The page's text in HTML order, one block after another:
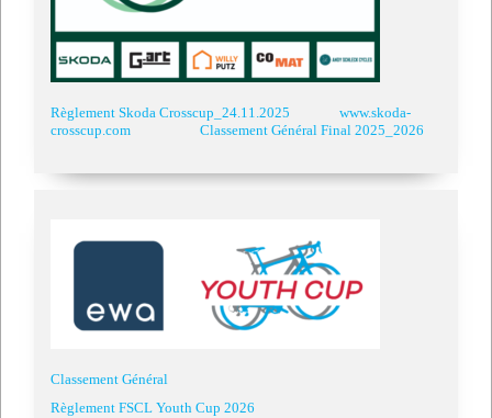
Règlement Skoda Crosscup_24.11.2025
www.skoda-
crosscup.com
Classement Général Final 2025_2026
Classement Général
Règlement FSCL Youth Cup 2026